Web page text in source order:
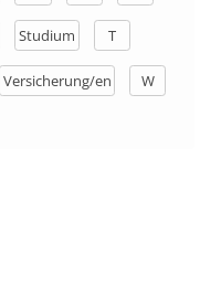
Studium T
Versicherung/en W